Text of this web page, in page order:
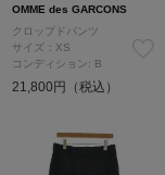
OMME des GARCONS
クロップドパンツ
サイズ：XS
コンディション: B
21,800円（税込）